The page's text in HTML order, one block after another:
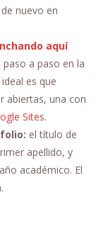
nuevo en
aquí
a paso en la
es que
abiertas, una con
Sites.
el título de
apellido, y
académico. El